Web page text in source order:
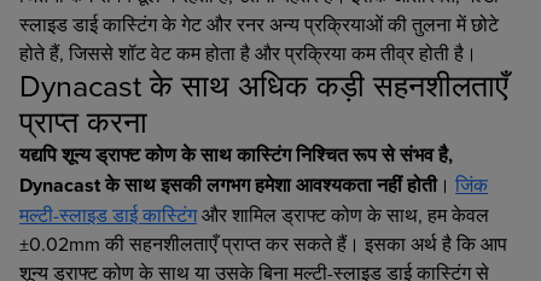
स्लाइड डाई कास्टिंग के गेट और रनर अन्य प्रक्रियाओं की तुलना में छोटे
होते हैं, जिससे शॉट वेट कम होता है और प्रक्रिया कम तीव्र होती है।
Dynacast के साथ अधिक कड़ी सहनशीलताएँ
प्राप्त करना
यद्यपि शून्य ड्राफ्ट कोण के साथ कास्टिंग निश्चित रूप से संभव है,
Dynacast के साथ इसकी लगभग हमेशा आवश्यकता नहीं होती। जिंक
मल्टी-स्लाइड डाई कास्टिंगऔर शामिल ड्राफ्ट कोण के साथ, हम केवल
±0.02mm की सहनशीलताएँ प्राप्त कर सकते हैं। इसका अर्थ है कि आप
शून्य ड्राफ्ट कोण के साथ या उसके बिना मल्टी-स्लाइड डाई कास्टिंग से